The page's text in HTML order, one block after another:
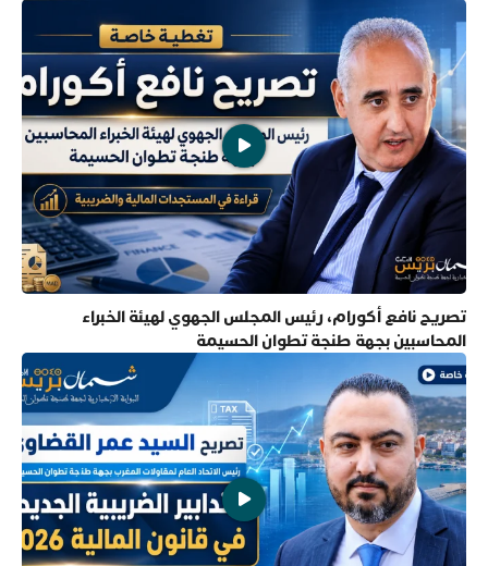
تصريح نافع أكورام، رئيس المجلس الجهوي لهيئة الخبراء
المحاسبين بجهة طنجة تطوان الحسيمة